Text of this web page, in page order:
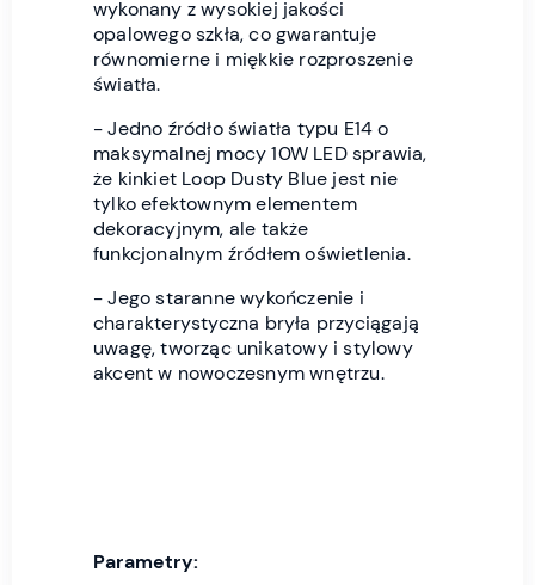
wykonany z wysokiej jakości
opalowego szkła, co gwarantuje
równomierne i miękkie rozproszenie
światła.
- Jedno źródło światła typu E14 o
maksymalnej mocy 10W LED sprawia,
że kinkiet Loop Dusty Blue jest nie
tylko efektownym elementem
dekoracyjnym, ale także
funkcjonalnym źródłem oświetlenia.
- Jego staranne wykończenie i
charakterystyczna bryła przyciągają
uwagę, tworząc unikatowy i stylowy
akcent w nowoczesnym wnętrzu.
Parametry: